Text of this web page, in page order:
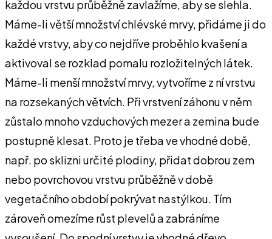
každou vrstvu průběžně zavlažíme, aby se slehla.
Máme-li větší množství chlévské mrvy, přidáme ji do
každé vrstvy, aby co nejdříve proběhlo kvašení a
aktivoval se rozklad pomalu rozložitelných látek.
Máme-li menší množství mrvy, vytvoříme z ní vrstvu
na rozsekaných větvích. Při vrstvení záhonu v něm
zůstalo mnoho vzduchových mezer a zemina bude
postupně klesat. Proto je třeba ve vhodné době,
např. po sklizni určité plodiny, přidat dobrou zem
nebo povrchovou vrstvu průběžně v době
vegetačního období pokrývat nastýlkou. Tím
zároveň omezíme růst plevelů a zabráníme